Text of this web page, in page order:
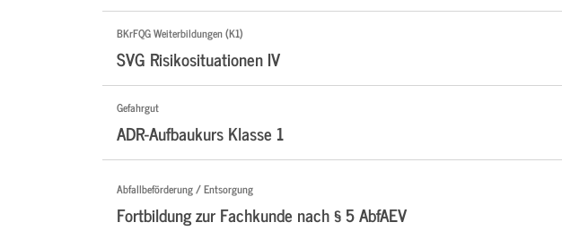
BKrFQG Weiterbildungen (K1)
SVG Risikosituationen IV
Gefahrgut
ADR-Aufbaukurs Klasse 1
Abfallbeförderung / Entsorgung
Fortbildung zur Fachkunde nach § 5 AbfAEV